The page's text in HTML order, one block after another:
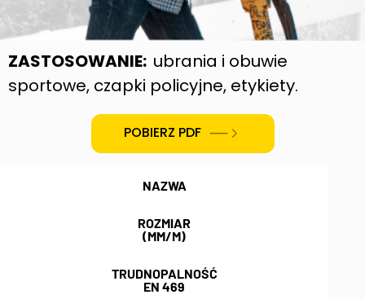
ZASTOSOWANIE: ubrania i obuwie
sportowe, czapki policyjne, etykiety.
POBIERZ PDF
NAZWA
ROZMIAR
(MM/M)
TRUDNOPALNOŚĆ
EN 469